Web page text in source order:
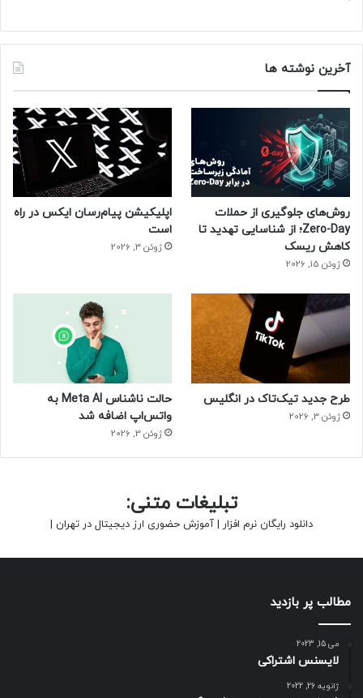
آخرین نوشته ها
روش‌های جلوگیری از حملات
Zero-Day؛ از شناسایی تهدید تا
کاهش ریسک
ژوئن 15, 2026
اپلیکیشن پیام‌رسان ایکس در راه
است
ژوئن 3, 2026
طرح جدید تیک‌تاک در انگلیس
ژوئن 3, 2026
حالت ناشناس Meta AI به
واتس‌اپ اضافه شد
ژوئن 3, 2026
تبلیغات متنی:
دانلود رایگان نرم افزار | آموزش حضوری ارز دیجیتال در تهران |
مطالب پر بازدید
می 15, 2023
لایسنس اشتراکی
ژانویه 26, 2022